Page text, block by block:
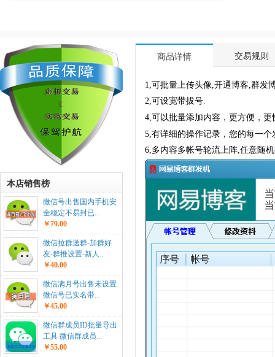
本店销售榜
微信号出售国内手机安
全稳定不易封已...
￥79.00
微信拉群送群-加群好
友-群推设置-新人...
￥40.00
微信满月号出售未设置
微信号已实名带...
￥45.00
微信群成员ID批量导出
工具 微信群成员...
￥55.00
商品详情 交易规则
1,可批量上传头像,开通博客,群发
2,可设宽带拔号.
4,可以批量添加内容，更方便，更
5,有详细的操作记录，您的每一
6,多内容多帐号轮流上阵,任意随